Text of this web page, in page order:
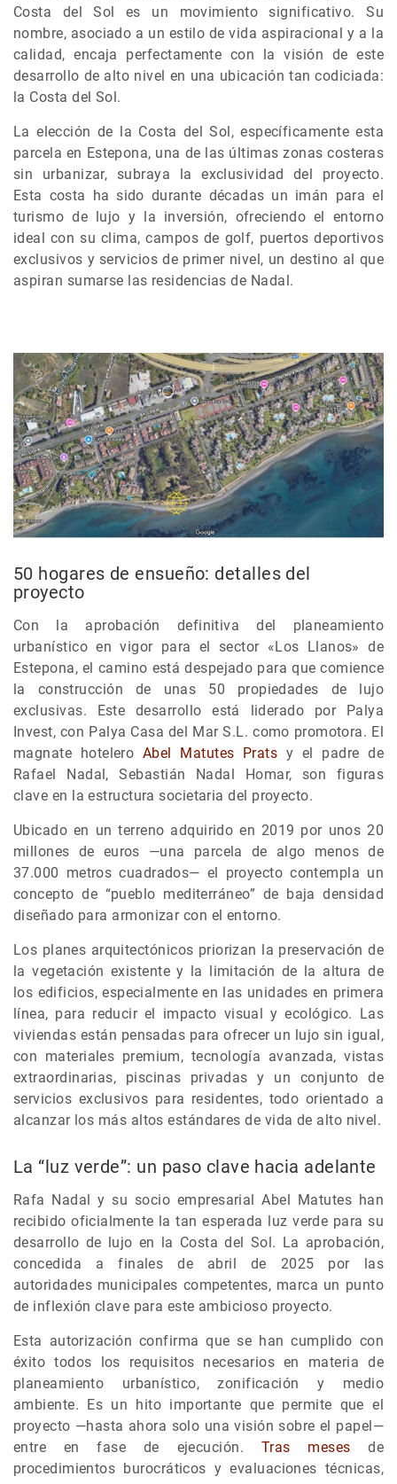
Costa del Sol es un movimiento significativo. Su
nombre, asociado a un estilo de vida aspiracional y a la
calidad, encaja perfectamente con la visión de este
desarrollo de alto nivel en una ubicación tan codiciada:
la Costa del Sol.
La elección de la Costa del Sol, específicamente esta
parcela en Estepona, una de las últimas zonas costeras
sin urbanizar, subraya la exclusividad del proyecto.
Esta costa ha sido durante décadas un imán para el
turismo de lujo y la inversión, ofreciendo el entorno
ideal con su clima, campos de golf, puertos deportivos
exclusivos y servicios de primer nivel, un destino al que
aspiran sumarse las residencias de Nadal.
50 hogares de ensueño: detalles del
proyecto
Con la aprobación definitiva del planeamiento
urbanístico en vigor para el sector «Los Llanos» de
Estepona, el camino está despejado para que comience
la construcción de unas 50 propiedades de lujo
exclusivas. Este desarrollo está liderado por Palya
Invest, con Palya Casa del Mar S.L. como promotora. El
magnate hotelero Abel Matutes Prats y el padre de
Rafael Nadal, Sebastián Nadal Homar, son figuras
clave en la estructura societaria del proyecto.
Ubicado en un terreno adquirido en 2019 por unos 20
millones de euros —una parcela de algo menos de
37.000 metros cuadrados— el proyecto contempla un
concepto de “pueblo mediterráneo” de baja densidad
diseñado para armonizar con el entorno.
Los planes arquitectónicos priorizan la preservación de
la vegetación existente y la limitación de la altura de
los edificios, especialmente en las unidades en primera
línea, para reducir el impacto visual y ecológico. Las
viviendas están pensadas para ofrecer un lujo sin igual,
con materiales premium, tecnología avanzada, vistas
extraordinarias, piscinas privadas y un conjunto de
servicios exclusivos para residentes, todo orientado a
alcanzar los más altos estándares de vida de alto nivel.
La “luz verde”: un paso clave hacia adelante
Rafa Nadal y su socio empresarial Abel Matutes han
recibido oficialmente la tan esperada luz verde para su
desarrollo de lujo en la Costa del Sol. La aprobación,
concedida a finales de abril de 2025 por las
autoridades municipales competentes, marca un punto
de inflexión clave para este ambicioso proyecto.
Esta autorización confirma que se han cumplido con
éxito todos los requisitos necesarios en materia de
planeamiento urbanístico, zonificación y medio
ambiente. Es un hito importante que permite que el
proyecto —hasta ahora solo una visión sobre el papel—
entre en fase de ejecución. Tras meses de
procedimientos burocráticos y evaluaciones técnicas,